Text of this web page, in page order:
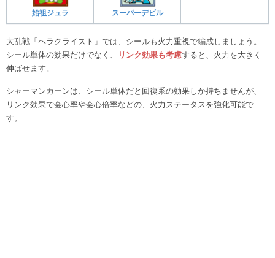
始祖ジュラ スーパーデビル
大乱戦「ヘラクライスト」では、シールも火力重視で編成しましょう。
シール単体の効果だけでなく、
リンク効果も考慮すると、火力を大きく
伸ばせます。
シャーマンカーンは、シール単体だと回復系の効果しか持ちませんが、
リンク効果で会心率や会心倍率などの、火力ステータスを強化可能で
す。